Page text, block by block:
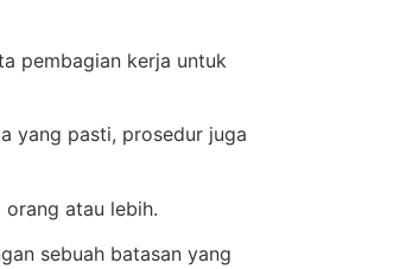
pembagian kerja untuk
yang pasti, prosedur juga
atau lebih.
sebuah batasan yang